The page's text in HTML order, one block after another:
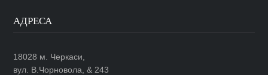
АДРЕСА
18028 м. Черкаси,
вул. В.Чорновола, & 243